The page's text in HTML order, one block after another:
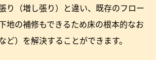
り（増し張り）と違い、既存のフロー
地の補修もできるため床の根本的なお
ど）を解決することができます。